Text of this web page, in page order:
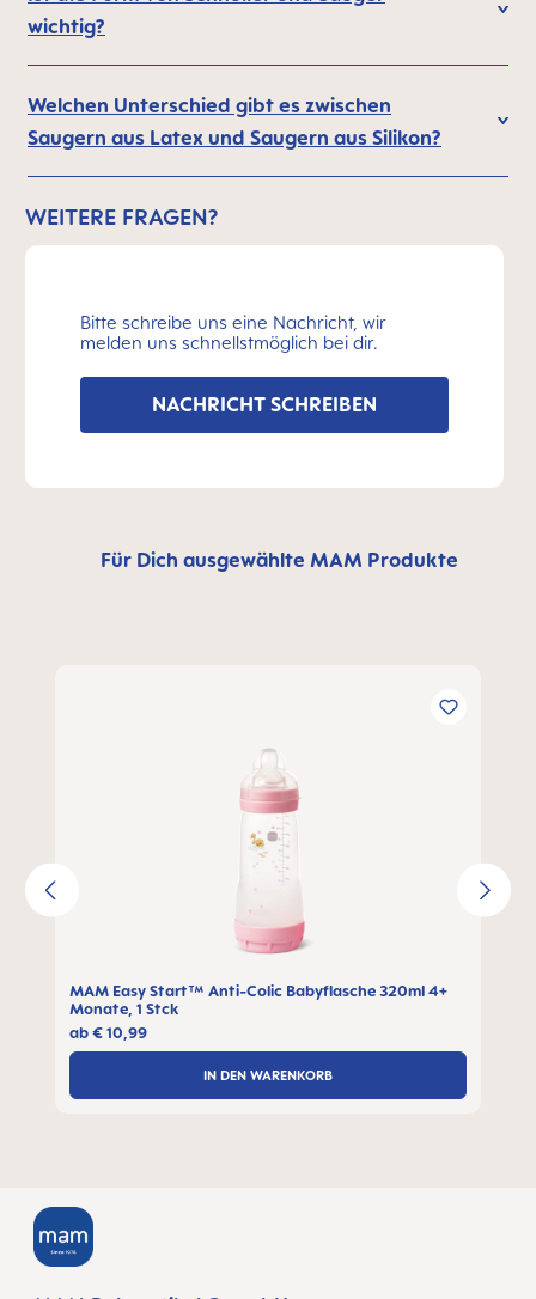
wichtig?
Welchen Unterschied gibt es zwischen
Saugern aus Latex und Saugern aus Silikon?
WEITERE FRAGEN?
Bitte schreibe uns eine Nachricht, wir
melden uns schnellstmöglich bei dir.
NACHRICHT SCHREIBEN
Für Dich ausgewählte MAM Produkte
MAM Easy Start™ Anti-Colic Babyflasche 320ml 4+
Monate, 1 Stck
ab€ 10,99
IN DEN WARENKORB